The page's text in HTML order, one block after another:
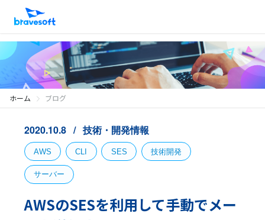
ホーム ブログ
2020.10.8 技術・開発情報
AWS CLI SES 技術開発
サーバー
AWSのSESを利用して手動でメー